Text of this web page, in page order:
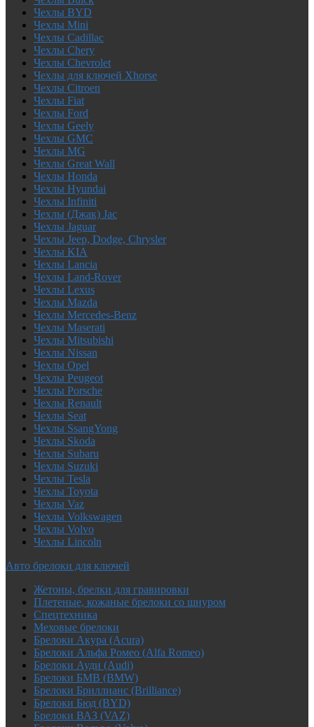
Чехлы BYD
Чехлы Mini
Чехлы Cadillac
Чехлы Chery
Чехлы Chevrolet
Чехлы для ключей Xhorse
Чехлы Citroen
Чехлы Fiat
Чехлы Ford
Чехлы Geely
Чехлы GMC
Чехлы MG
Чехлы Great Wall
Чехлы Honda
Чехлы Hyundai
Чехлы Infiniti
Чехлы (Джак) Jac
Чехлы Jaguar
Чехлы Jeep, Dodge, Chrysler
Чехлы KIA
Чехлы Lancia
Чехлы Land-Rover
Чехлы Lexus
Чехлы Mazda
Чехлы Mercedes-Benz
Чехлы Maserati
Чехлы Mitsubishi
Чехлы Nissan
Чехлы Opel
Чехлы Peugeot
Чехлы Porsche
Чехлы Renault
Чехлы Seat
Чехлы SsangYong
Чехлы Skoda
Чехлы Subaru
Чехлы Suzuki
Чехлы Tesla
Чехлы Toyota
Чехлы Vaz
Чехлы Volkswagen
Чехлы Volvo
Чехлы Lincoln
Авто брелоки для ключей
Жетоны, брелки для гравировки
Плетеные, кожаные брелоки со шнуром
Спецтехника
Меховые брелоки
Брелоки Акура (Acura)
Брелоки Альфа Ромео (Alfa Romeo)
Брелоки Ауди (Audi)
Брелоки БМВ (BMW)
Брелоки Бриллианс (Brilliance)
Брелоки Бюд (BYD)
Брелоки ВАЗ (VAZ)